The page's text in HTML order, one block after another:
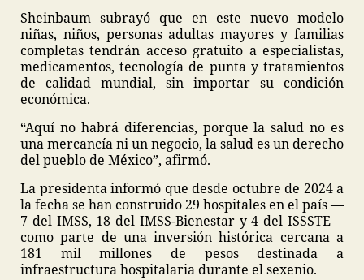
Sheinbaum subrayó que en este nuevo modelo
niñas, niños, personas adultas mayores y familias
completas tendrán acceso gratuito a especialistas,
medicamentos, tecnología de punta y tratamientos
de calidad mundial, sin importar su condición
económica.
“Aquí no habrá diferencias, porque la salud no es
una mercancía ni un negocio, la salud es un derecho
del pueblo de México”, afirmó.
La presidenta informó que desde octubre de 2024 a
la fecha se han construido 29 hospitales en el país —
7 del IMSS, 18 del IMSS-Bienestar y 4 del ISSSTE—
como parte de una inversión histórica cercana a
181 mil millones de pesos destinada a
infraestructura hospitalaria durante el sexenio.